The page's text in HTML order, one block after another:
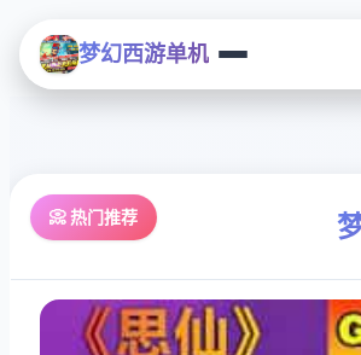
梦幻西游单机
📀 热门推荐